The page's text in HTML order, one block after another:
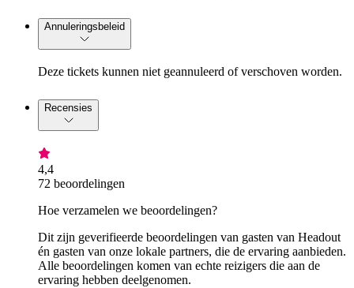
Annuleringsbeleid
Deze tickets kunnen niet geannuleerd of verschoven worden.
Recensies
4,4
72 beoordelingen
Hoe verzamelen we beoordelingen?
Dit zijn geverifieerde beoordelingen van gasten van Headout
én gasten van onze lokale partners, die de ervaring aanbieden.
Alle beoordelingen komen van echte reizigers die aan de
ervaring hebben deelgenomen.